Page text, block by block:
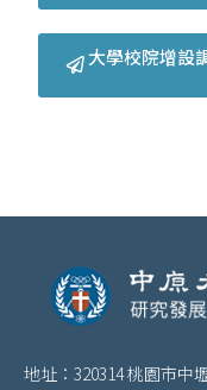
大學校院增設
地址：320314 桃園市中